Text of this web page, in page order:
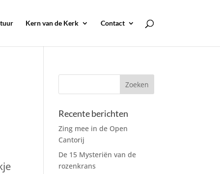
Kern van de Kerk Contact
Recente berichten
Zing mee in de Open
Cantorij
De 15 Mysteriën van de
rozenkrans